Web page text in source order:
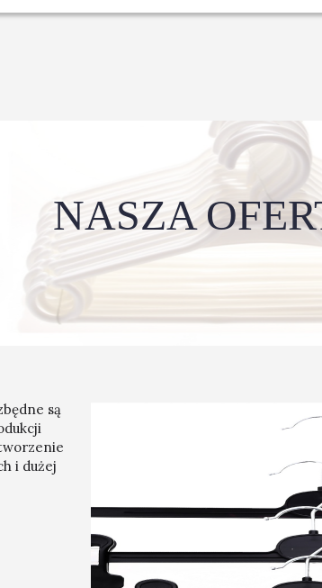
NASZA
są
i dużej